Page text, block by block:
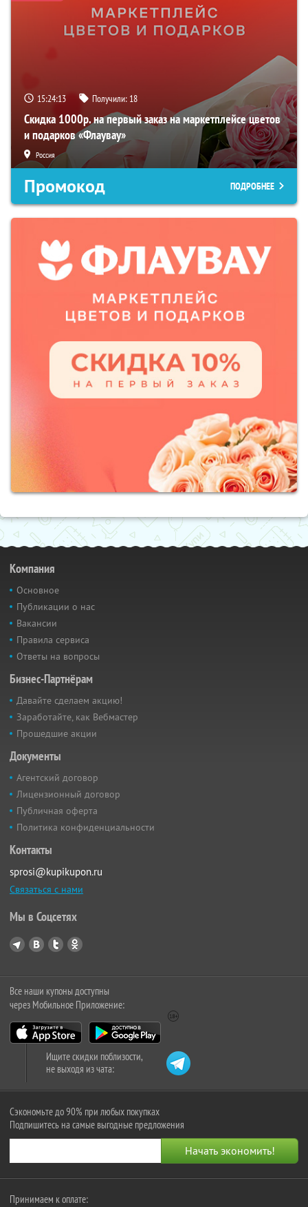
15:24:12 Получили: 18
Скидка 1000р. на первый заказ на маркетплейсе цветов
и подарков «Флаувау»
Россия
Промокод ПОДРОБНЕЕ
Компания
Основное
Публикации о нас
Вакансии
Правила сервиса
Ответы на вопросы
Бизнес-Партнёрам
Давайте сделаем акцию!
Заработайте, как Вебмастер
Прошедшие акции
Документы
Агентский договор
Лицензионный договор
Публичная оферта
Политика конфиденциальности
Контакты
sprosi@kupikupon.ru
Связаться с нами
Мы в Соцсетях
Все наши купоны доступны
через Мобильное Приложение:
Ищите скидки поблизости,
не выходя из чата:
Сэкономьте до 90% при любых покупках
Подпишитесь на самые выгодные предложения
Принимаем к оплате: